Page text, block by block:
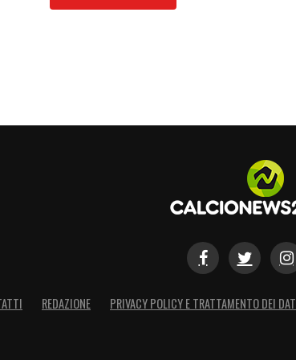
REDAZIONE PRIVACY POLICY E TRATTAMENTO DEI